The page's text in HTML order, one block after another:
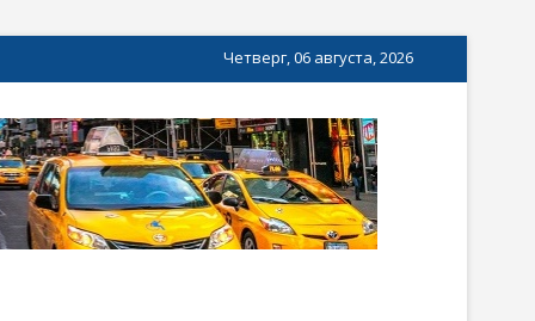
Четверг, 06 августа, 2026